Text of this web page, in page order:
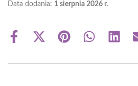
Data dodania: 1 sierpnia 2026 r.
Share
Share
(Twitter)
Share Share Share